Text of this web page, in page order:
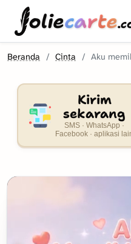
oliecarte
Beranda Cinta Aku
Kirim
sekarang
SMS · WhatsApp ·
Facebook · aplikasi